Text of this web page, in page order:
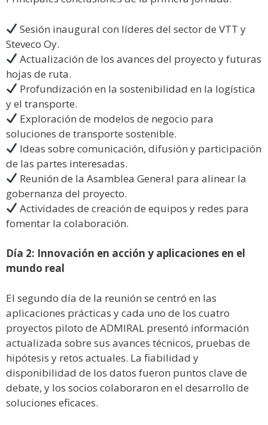
Sesión inaugural con líderes del sector de VTT y
Steveco Oy.
Actualización de los avances del proyecto y futuras
hojas de ruta.
Profundización en la sostenibilidad en la logística
y el transporte.
Exploración de modelos de negocio para
soluciones de transporte sostenible.
Ideas sobre comunicación, difusión y participación
de las partes interesadas.
Reunión de la Asamblea General para alinear la
gobernanza del proyecto.
Actividades de creación de equipos y redes para
fomentar la colaboración.
Día 2: Innovación en acción y aplicaciones en el
mundo real
El segundo día de la reunión se centró en las
aplicaciones prácticas y cada uno de los cuatro
proyectos piloto de ADMIRAL presentó información
actualizada sobre sus avances técnicos, pruebas de
hipótesis y retos actuales. La fiabilidad y
disponibilidad de los datos fueron puntos clave de
debate, y los socios colaboraron en el desarrollo de
soluciones eficaces.